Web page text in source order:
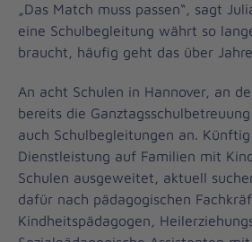
„Das Match muss passen“, sagt
eine Schulbegleitung währt so
braucht, häufig geht das über
An acht Schulen in Hannover, an
bereits die
auch Schulbegleitungen an.
Dienstleistung auf Familien mit
Schulen ausgeweitet, aktuell
dafür nach pädagogischen
Kindheitspädagogen,